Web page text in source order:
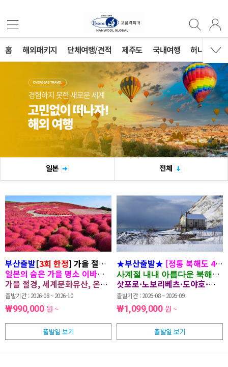
홈 해외패키지 단체여행/견적 제주도 국내여행 허니문
일본 전체
부산출발[3회 한정] 가을 절경 따라 떠나는 이바라키·동경 4일
일본의 숨은 가을 명소 이바라키와 닛코에서 특별한 추억을 만드
가을 절경, 세계문화유산, 온천까지 모두 담은 완벽한 일본 여행
출발기간 : 2026-08 ~ 2026-10
₩990,000 원 ~
출발일 보기
★부산출발★ [정통 북해도 4일
사계절 내내 아름다운 북해도
삿포로·노보리베츠·도야호·비
GIBK820T-JP
출발기간 : 2026-08 ~ 2026-09
₩1,099,000 원 ~
출발일 보기